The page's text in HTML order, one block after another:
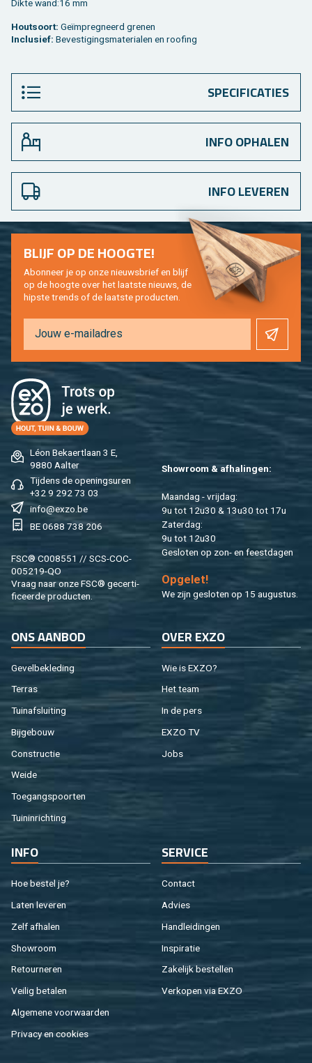
Dikte wand:16 mm
Hout­soort: Geïmpreg­neerd gre­nen
In­clu­sief: Be­ves­ti­gings­ma­te­ri­a­len en roo­fing
SPECIFICATIES
INFO OPHALEN
INFO LEVEREN
Léon Be­kaert­laan 3 E,
9880 Aal­ter
Tij­dens de ope­nings­uren
+32 9 292 73 03
info@​exzo.​be
BE 0688 738 206
FSC® C008551 // SCS-COC-
005219-QO
Vraag naar onze FSC® ge­cer­ti­
fi­ceer­de pro­duc­ten.
Show­room & af­ha­lin­gen:
Maan­dag - vrij­dag:
9u tot 12u30 & 13u30 tot 17u
Za­ter­dag:
9u tot 12u30
Ge­slo­ten op zon- en feest­da­gen
Op­ge­let!
We zijn ge­slo­ten op 15 au­gus­tus.
BLIJF OP DE HOOG­TE!
Abon­neer je op onze nieuws­brief en blijf
op de hoog­te over het laat­ste nieuws, de
hip­s­te trends of de laat­ste pro­duc­ten.
ONS AAN­BOD
Ge­vel­be­kle­ding
Ter­ras
Tuin­af­slui­ting
Bij­ge­bouw
Con­struc­tie
Weide
Toe­gangs­poor­ten
Tuin­in­rich­ting
OVER EXZO
Wie is EXZO?
Het team
In de pers
EXZO TV
Jobs
INFO
Hoe be­stel je?
Laten le­ve­ren
Zelf af­ha­len
Show­room
Re­tour­ne­ren
Vei­lig be­ta­len
Al­ge­me­ne voor­waar­den
Pri­va­cy en coo­kies
SER­VI­CE
Con­tact
Ad­vies
Hand­lei­din­gen
In­spi­ra­tie
Za­ke­lijk be­stel­len
Ver­ko­pen via EXZO